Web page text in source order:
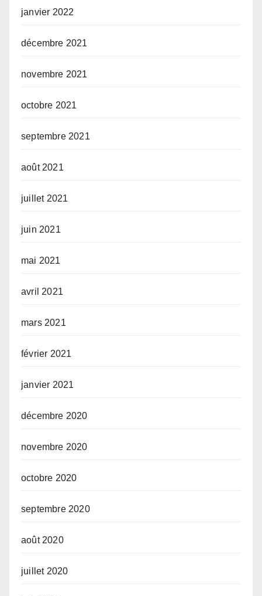
janvier 2022
décembre 2021
novembre 2021
octobre 2021
septembre 2021
août 2021
juillet 2021
juin 2021
mai 2021
avril 2021
mars 2021
février 2021
janvier 2021
décembre 2020
novembre 2020
octobre 2020
septembre 2020
août 2020
juillet 2020